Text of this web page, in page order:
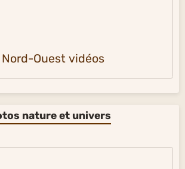
Ouest vidéos
nature et univers